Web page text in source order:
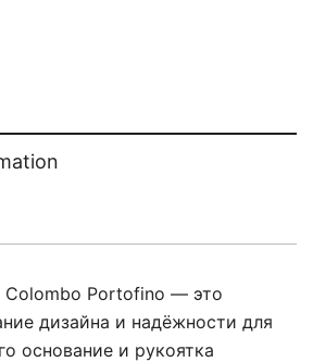
Portofino — это
дизайна и надёжности для
основание и рукоятка